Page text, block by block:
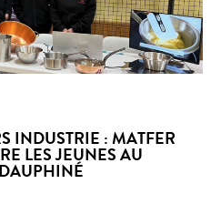
INDUSTRIE : MATFER
LES JEUNES AU